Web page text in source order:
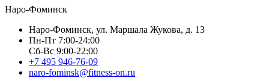
Наро-Фоминск
Наро-Фоминск, ул. Маршала Жукова, д. 13
Пн-Пт 7:00-24:00
Сб-Вс 9:00-22:00
+7 495 946-76-09
naro-fominsk@fitness-on.ru